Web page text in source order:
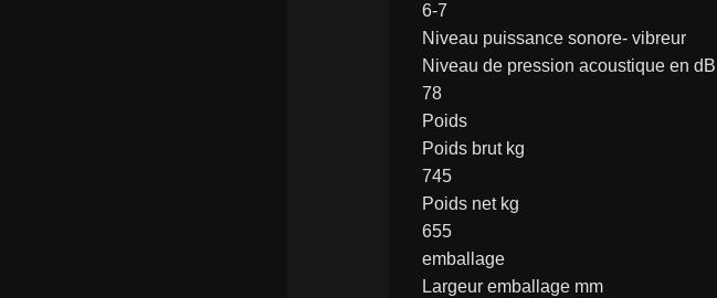
6-7
Niveau puissance sonore- vibreur
Niveau de pression acoustique en dB
78
Poids
Poids brut kg
745
Poids net kg
655
emballage
Largeur emballage mm